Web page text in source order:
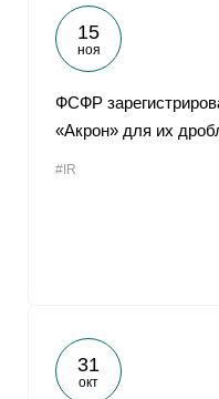
15
ноя
ФСФР
«Акрон» для их
#IR
31
окт